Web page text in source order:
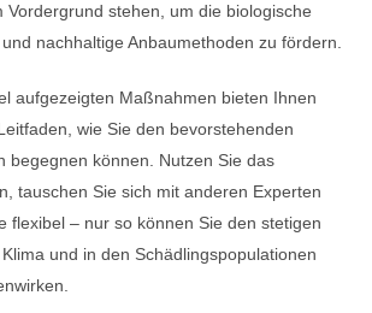
Vordergrund stehen, um die biologische
nachhaltige Anbaumethoden zu fördern.
aufgezeigten Maßnahmen bieten Ihnen
wie Sie den bevorstehenden
begegnen können. Nutzen Sie das
tauschen Sie sich mit anderen Experten
flexibel – nur so können Sie den stetigen
und in den Schädlingspopulationen